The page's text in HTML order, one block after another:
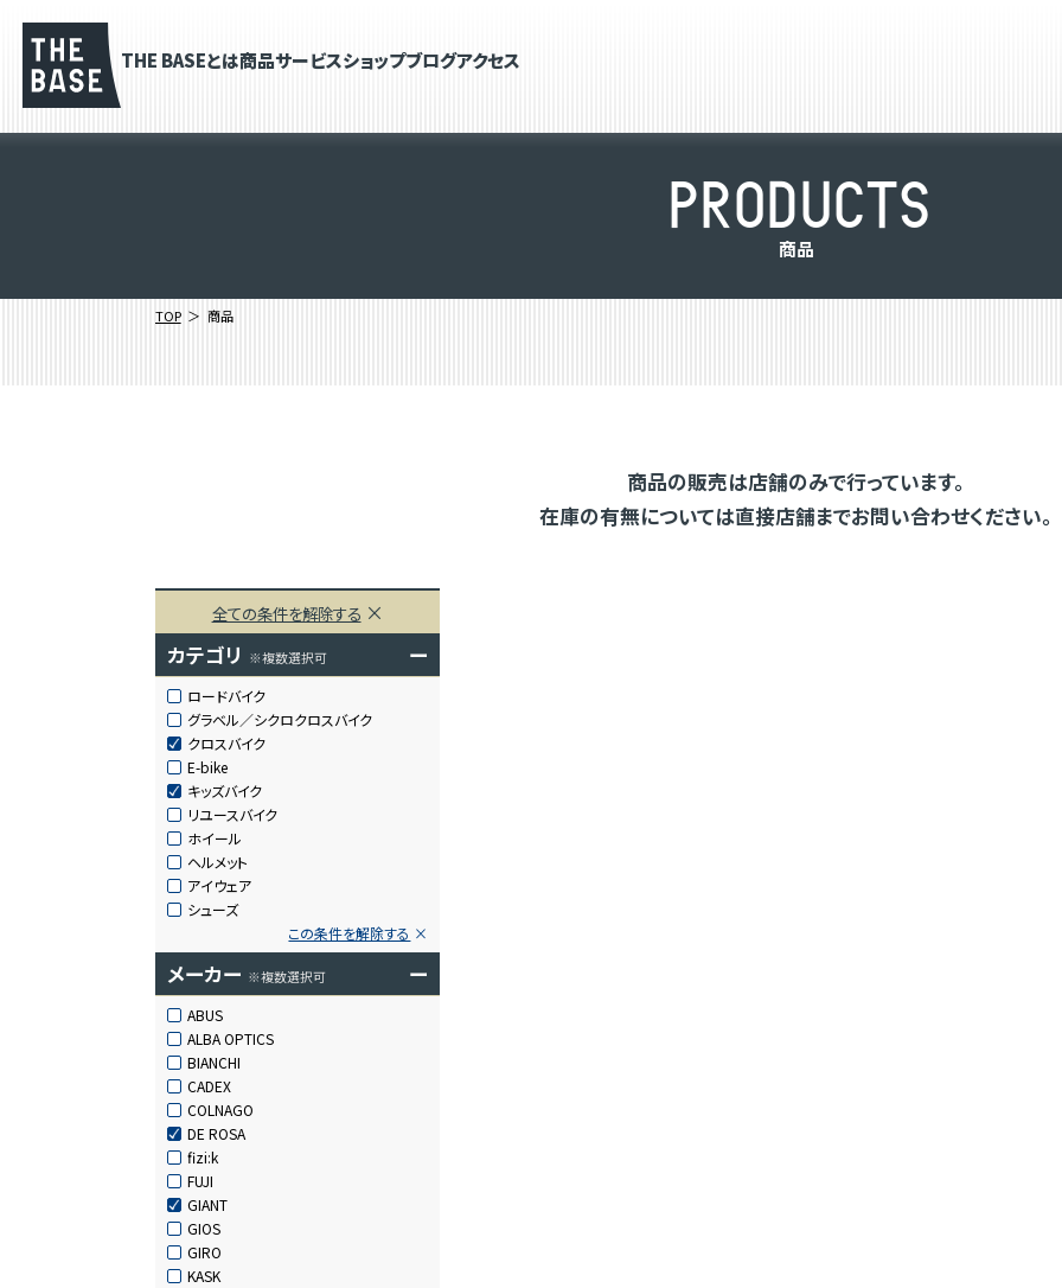
THE BASEとは商品サービスショップブログアクセス
PRODUCTS
商品
TOP 商品
商品の販売は店舗のみで行っています。
在庫の有無については直接店舗までお問い合わせください。
全ての条件を解除する
カテゴリ ※複数選択可 ー
ロードバイク
グラベル／シクロクロスバイク
クロスバイク
E-bike
キッズバイク
リユースバイク
ホイール
ヘルメット
アイウェア
シューズ
この条件を解除する
メーカー ※複数選択可 ー
ABUS
ALBA OPTICS
BIANCHI
CADEX
COLNAGO
DE ROSA
fizi:k
FUJI
GIANT
GIOS
GIRO
KASK